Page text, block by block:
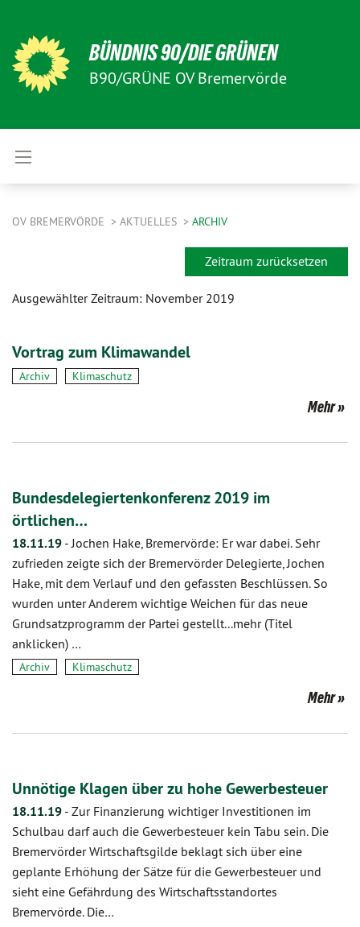
BÜNDNIS 90/DIE GRÜNEN
B90/GRÜNE OV Bremervörde
OV BREMERVÖRDE AKTUELLES ARCHIV
Zeitraum zurücksetzen
Ausgewählter Zeitraum: November 2019
Vortrag zum Klimawandel
Archiv Klimaschutz
Mehr
Bundesdelegiertenkonferenz 2019 im
örtlichen…
18.11.19 -Jochen Hake, Bremervörde: Er war dabei. Sehr
zufrieden zeigte sich der Bremervörder Delegierte, Jochen
Hake, mit dem Verlauf und den gefassten Beschlüssen. So
wurden unter Anderem wichtige Weichen für das neue
Grundsatzprogramm der Partei gestellt...mehr (Titel
anklicken) …
Archiv Klimaschutz
Mehr
Unnötige Klagen über zu hohe Gewerbesteuer
18.11.19 - Zur Finanzierung wichtiger Investitionen im
Schulbau darf auch die Gewerbesteuer kein Tabu sein. Die
Bremervörder Wirtschaftsgilde beklagt sich über eine
geplante Erhöhung der Sätze für die Gewerbesteuer und
sieht eine Gefährdung des Wirtschaftsstandortes
Bremervörde. Die…